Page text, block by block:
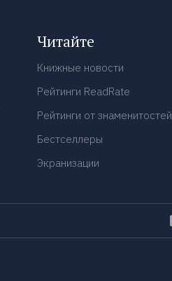
Читайте
Книжные новости
Рейтинги ReadRate
Рейтинги от знаменитостей
Бестселлеры
Экранизации